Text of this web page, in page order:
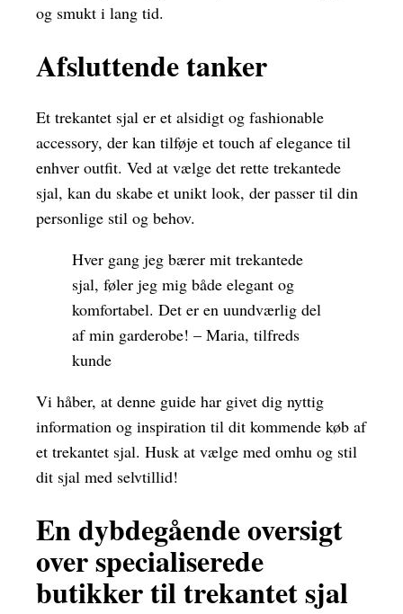
og smukt i lang tid.
Afsluttende tanker
Et trekantet sjal er et alsidigt og fashionable
accessory, der kan tilføje et touch af elegance til
enhver outfit. Ved at vælge det rette trekantede
sjal, kan du skabe et unikt look, der passer til din
personlige stil og behov.
Hver gang jeg bærer mit trekantede
sjal, føler jeg mig både elegant og
komfortabel. Det er en uundværlig del
af min garderobe! – Maria, tilfreds
kunde
Vi håber, at denne guide har givet dig nyttig
information og inspiration til dit kommende køb af
et trekantet sjal. Husk at vælge med omhu og stil
dit sjal med selvtillid!
En dybdegående oversigt
over specialiserede
butikker til trekantet sjal